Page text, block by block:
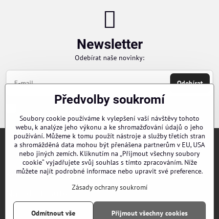
Newsletter
Odebírat naše novinky:
Odebírat
Chci se přihlásit k odběru novinek e-mailem
Objednávky
Kontakty
Naši distributoři
Předvolby soukromí
Soubory cookie používáme k vylepšení vaší návštěvy tohoto
webu, k analýze jeho výkonu a ke shromažďování údajů o jeho
používání. Můžeme k tomu použít nástroje a služby třetích stran
a shromážděná data mohou být přenášena partnerům v EU, USA
nebo jiných zemích. Kliknutím na „Přijmout všechny soubory
cookie“ vyjadřujete svůj souhlas s tímto zpracováním. Níže
můžete najít podrobné informace nebo upravit své preference.
Zásady ochrany soukromí
Přijmout všechny cookies
Odmítnout vše